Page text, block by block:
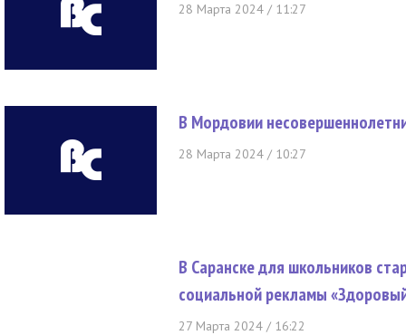
28 Марта 2024 / 11:27
В Мордовии
28 Марта 2024 / 10:27
В Саранске для школьников
социальной рекламы
27 Марта 2024 / 16:22